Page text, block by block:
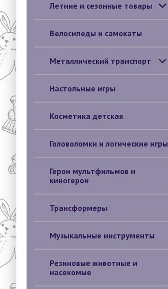
Летние и сезонные товары
Велосипеды и самокаты
Металлический транспорт
Настольные игры
Косметика детская
Головоломки и логические игры
Герои мультфильмов и
киногерои
Трансформеры
Музыкальные инструменты
Резиновые животные и
насекомые